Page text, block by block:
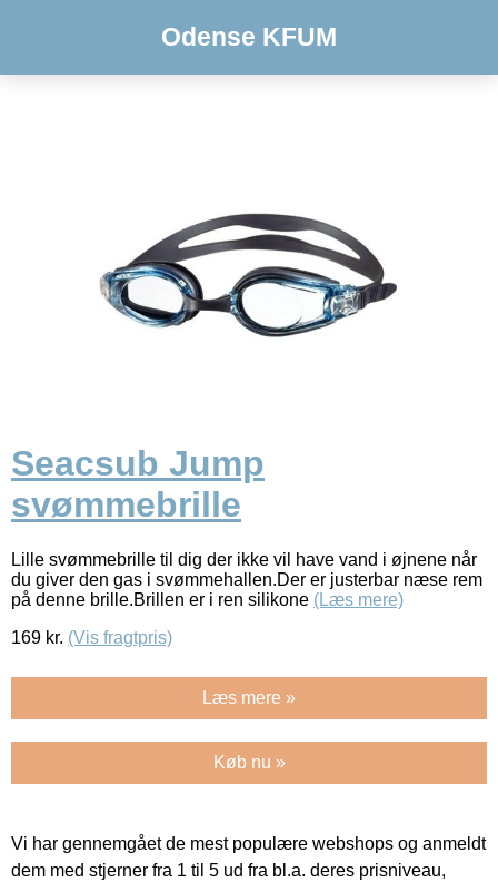
Odense KFUM
Seacsub Jump
svømmebrille
Lille svømmebrille til dig der ikke vil have vand i øjnene når
du giver den gas i svømmehallen.Der er justerbar næse rem
på denne brille.Brillen er i ren silikone (Læs mere)
169 kr. (Vis fragtpris)
Læs mere »
Køb nu »
Vi har gennemgået de mest populære webshops og anmeldt
dem med stjerner fra 1 til 5 ud fra bl.a. deres prisniveau,